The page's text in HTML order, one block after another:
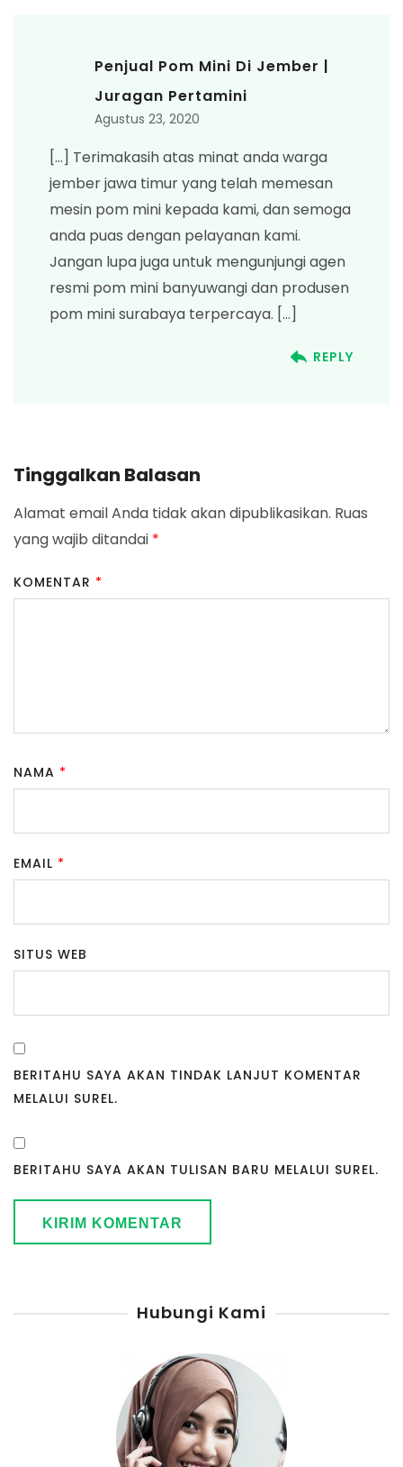
Penjual Pom Mini Di Jember |
Juragan Pertamini
Agustus 23, 2020
[…] Terimakasih atas minat anda warga
jember jawa timur yang telah memesan
mesin pom mini kepada kami, dan semoga
anda puas dengan pelayanan kami.
Jangan lupa juga untuk mengunjungi agen
resmi pom mini banyuwangi dan produsen
pom mini surabaya terpercaya. […]
REPLY
Tinggalkan Balasan
Alamat email Anda tidak akan dipublikasikan. Ruas
yang wajib ditandai *
KOMENTAR *
NAMA *
EMAIL *
SITUS WEB
BERITAHU SAYA AKAN TINDAK LANJUT KOMENTAR
MELALUI SUREL.
BERITAHU SAYA AKAN TULISAN BARU MELALUI SUREL.
Hubungi Kami